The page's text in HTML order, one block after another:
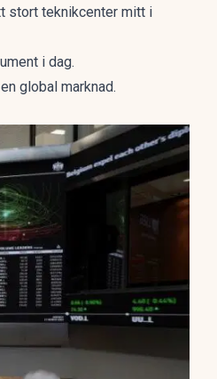
stort teknikcenter mitt i
i dag.
global marknad.